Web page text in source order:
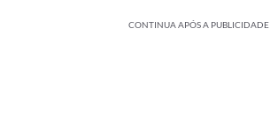
CONTINUA APÓS A PUBLICIDADE